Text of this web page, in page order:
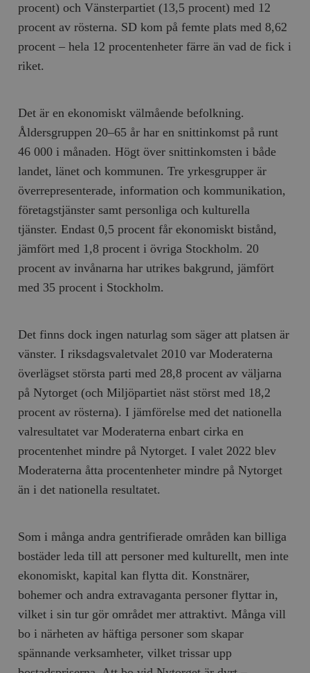
procent) och Vänsterpartiet (13,5 procent) med 12
procent av rösterna. SD kom på femte plats med 8,62
procent – hela 12 procentenheter färre än vad de fick i
riket.
Det är en ekonomiskt välmående befolkning.
Åldersgruppen 20–65 år har en snittinkomst på runt
46 000 i månaden. Högt över snittinkomsten i både
landet, länet och kommunen. Tre yrkesgrupper är
överrepresenterade, information och kommunikation,
företagstjänster samt personliga och kulturella
tjänster. Endast 0,5 procent får ekonomiskt bistånd,
jämfört med 1,8 procent i övriga Stockholm. 20
procent av invånarna har utrikes bakgrund, jämfört
med 35 procent i Stockholm.
Det finns dock ingen naturlag som säger att platsen är
vänster. I riksdagsvaletvalet 2010 var Moderaterna
överlägset största parti med 28,8 procent av väljarna
på Nytorget (och Miljöpartiet näst störst med 18,2
procent av rösterna). I jämförelse med det nationella
valresultatet var Moderaterna enbart cirka en
procentenhet mindre på Nytorget. I valet 2022 blev
Moderaterna åtta procentenheter mindre på Nytorget
än i det nationella resultatet.
Som i många andra gentrifierade områden kan billiga
bostäder leda till att personer med kulturellt, men inte
ekonomiskt, kapital kan flytta dit. Konstnärer,
bohemer och andra extravaganta personer flyttar in,
vilket i sin tur gör området mer attraktivt. Många vill
bo i närheten av häftiga personer som skapar
spännande verksamheter, vilket trissar upp